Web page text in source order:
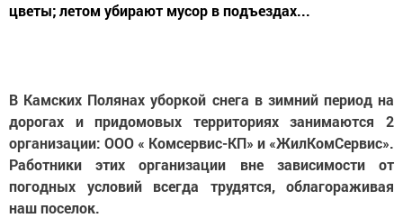
цветы; летом убирают мусор в подъездах...
В Камских Полянах уборкой снега в зимний период на
дорогах и придомовых территориях занимаются 2
организации: ООО « Комсервис-КП» и «ЖилКомСервис».
Работники этих организации вне зависимости от
погодных условий всегда трудятся, облагораживая
наш поселок.